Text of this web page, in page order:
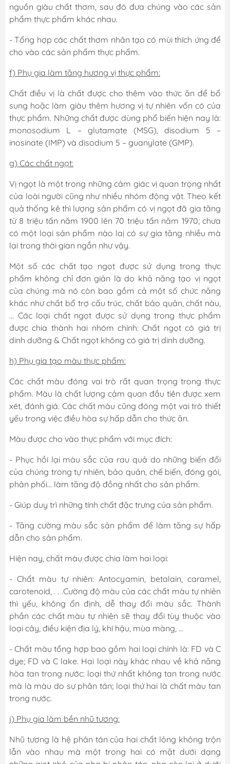
nguồn giàu chất thơm, sau đó đưa chúng vào các sản
phẩm thực phẩm khác nhau.
- Tổng hợp các chất thơm nhân tạo có mùi thích ứng để
cho vào các sản phẩm thực phẩm.
f) Phụ gia làm tăng hương vị thực phẩm:
Chất điều vị là chất được cho thêm vào thức ăn để bổ
sung hoặc làm giàu thêm hương vị tự nhiên vốn có của
thực phẩm. Những chất được dùng phổ biến hiện nay là:
monosodium L – glutamate (MSG), disodium 5 –
inosinate (IMP) và disodium 5 – guanylate (GMP).
g) Các chất ngọt:
Vị ngọt là một trong những cảm giác vị quan trọng nhất
của loài người cũng như nhiều nhóm động vật. Theo kết
quả thống kê thì lượng sản phẩm có vị ngọt đã gia tăng
từ 8 triệu tấn năm 1900 lên 70 triệu tấn năm 1970; chưa
có một loại sản phẩm nào laị có sự gia tăng nhiều mà
lại trong thời gian ngắn như vậy.
Một số các chất tạo ngọt được sử dụng trong thực
phẩm không chỉ đơn giản là do khả năng tạo vị ngọt
của chúng mà nó còn bao gồm cả một số chức năng
khác như chất bổ trợ cấu trúc, chất bảo quản, chất nàu,
… Các loại chất ngọt được sử dụng trong thực phẩm
được chia thành hai nhóm chính: Chất ngọt có giá trị
dinh dưỡng & Chất ngọt không có giá trị dinh dưỡng.
h) Phụ gia tạo màu thực phẩm:
Các chất màu đóng vai trò rất quan trọng trong thực
phẩm. Màu là chất lượng cảm quan đầu tiên được xem
xét, đánh giá. Các chất màu cũng đóng một vai trò thiết
yếu trong việc điều hòa sự hấp dẫn cho thức ăn.
Màu được cho vào thực phẩm với mục đích:
- Phục hồi lại màu sắc của rau quả do những biến đổi
của chúng trong tự nhiên, bảo quản, chế biến, đóng gói,
phân phối… làm tăng độ đồng nhất cho sản phẩm.
- Giúp duy trì những tính chất đặc trưng của sản phẩm.
- Tăng cường màu sắc sản phẩm để làm tăng sự hấp
dẫn cho sản phẩm.
Hiện nay, chất màu được chia làm hai loại:
- Chất màu tự nhiên: Antocyamin, betalain, caramel,
carotenoid, . . .Cường độ màu của các chất màu tự nhiên
thì yếu, không ổn định, dễ thay đổi màu sắc. Thành
phần các chất màu tự nhiên sẽ thay đổi tùy thuộc vào
loại cây, điều kiện địa lý, khí hậu, mùa màng, …
- Chất màu tổng hợp bao gồm hai loại chính là: FD và C
dye; FD và C lake. Hai loại này khác nhau về khả năng
hòa tan trong nước: loại thứ nhất không tan trong nước
mà là màu do sự phân tán; loại thứ hai là chất màu tan
trong nước.
j) Phụ gia làm bền nhũ tương:
Nhũ tương là hệ phân tán của hai chất lỏng không trộn
lẫn vào nhau mà một trong hai có mặt dưới dạng